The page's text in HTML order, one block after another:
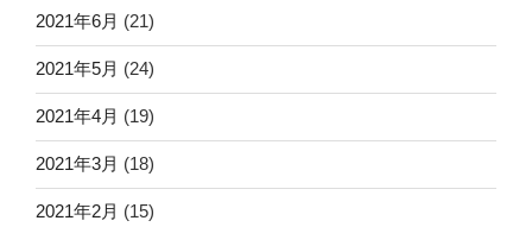
2021年6月 (21)
2021年5月 (24)
2021年4月 (19)
2021年3月 (18)
2021年2月 (15)